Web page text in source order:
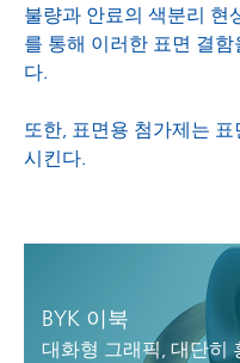
불량과 안료의 색분리 현
를 통해 이러한 표면 결
다.
또한, 표면용 첨가제는
시킨다.
BYK 이북
대화형 그래픽, 대단히